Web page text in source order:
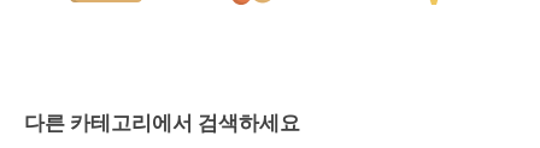
다른 카테고리에서 검색하세요